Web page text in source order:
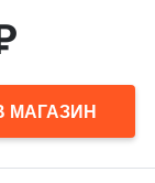
МАГАЗИН